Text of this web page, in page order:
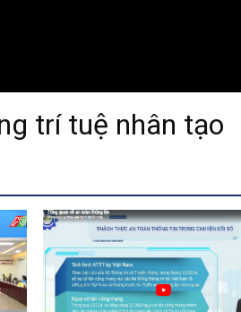
trí tuệ nhân tạo